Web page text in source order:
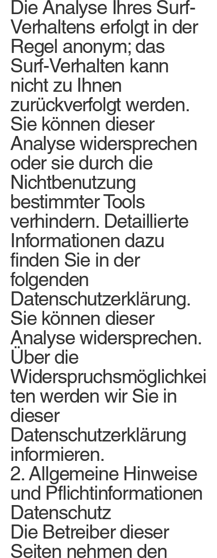
Die Analyse Ihres Surf-
Verhaltens erfolgt in der
Regel anonym; das
Surf-Verhalten kann
nicht zu Ihnen
zurückverfolgt werden.
Sie können dieser
Analyse widersprechen
oder sie durch die
Nichtbenutzung
bestimmter Tools
verhindern. Detaillierte
Informationen dazu
finden Sie in der
folgenden
Datenschutzerklärung.
Sie können dieser
Analyse widersprechen.
Über die
Widerspruchsmöglichkei
ten werden wir Sie in
dieser
Datenschutzerklärung
informieren.
2. Allgemeine Hinweise
und Pflichtinformationen
Datenschutz
Die Betreiber dieser
Seiten nehmen den